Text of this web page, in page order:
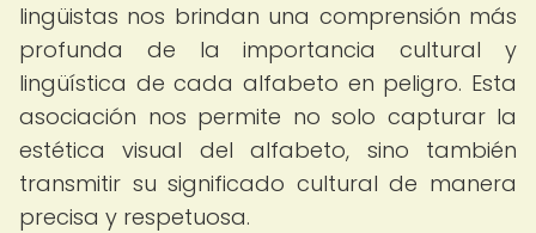
lingüistas nos brindan una comprensión más
profunda de la importancia cultural y
lingüística de cada alfabeto en peligro. Esta
asociación nos permite no solo capturar la
estética visual del alfabeto, sino también
transmitir su significado cultural de manera
precisa y respetuosa.